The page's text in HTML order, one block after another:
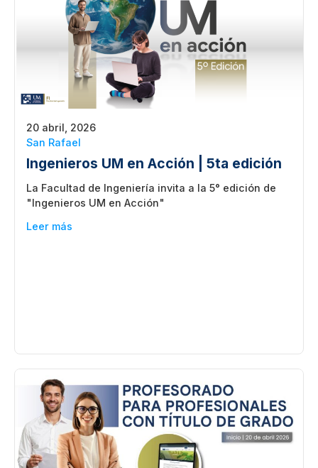
20 abril, 2026
San Rafael
Ingenieros UM en Acción | 5ta edición
La Facultad de Ingeniería invita a la 5° edición de
"Ingenieros UM en Acción"
Leer más